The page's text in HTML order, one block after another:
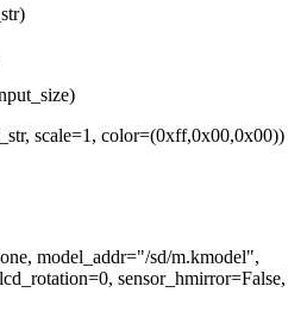
scale=1, color=(0xff,0x00,0x00))
model_addr="/sd/m.kmodel",
sensor_hmirror=False,